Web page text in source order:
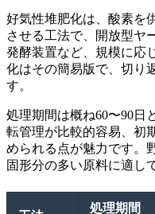
好気性堆肥化は、酸素を
させる工法で、開放型ヤ
発酵装置など、規模に応
化はその簡易版で、切り
す。
処理期間は概ね60〜90日
転管理が比較的容易、初
められる点が魅力です。
固形分の多い原料に適し
処理期間